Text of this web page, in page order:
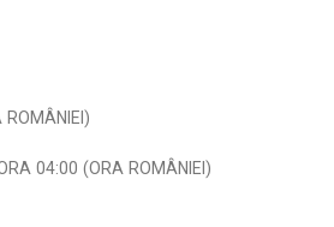
ROMÂNIEI)
04:00 (ORA ROMÂNIEI)